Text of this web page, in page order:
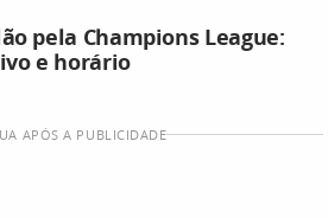
pela Champions League:
e horário
APÓS A PUBLICIDADE